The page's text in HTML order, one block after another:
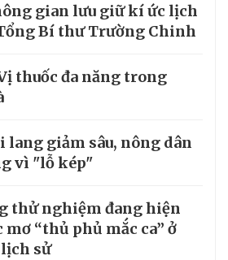
gian lưu giữ kí ức lịch
Bí thư Trường Chinh
thuốc đa năng trong
lang giảm sâu, nông dân
vì "lỗ kép"
thử nghiệm đang hiện
“thủ phủ mắc ca” ở
sử